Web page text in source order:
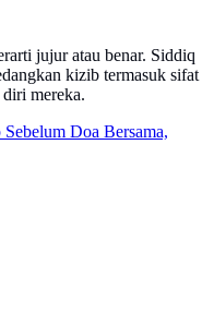
jujur atau benar. Siddiq
kizib termasuk sifat
mereka.
Doa Bersama,